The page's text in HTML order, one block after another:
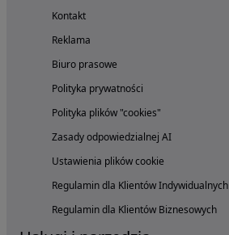
Kontakt
Reklama
Biuro prasowe
Polityka prywatności
Polityka plików "cookies"
Zasady odpowiedzialnej AI
Ustawienia plików cookie
Regulamin dla Klientów Indywidualnych
Regulamin dla Klientów Biznesowych